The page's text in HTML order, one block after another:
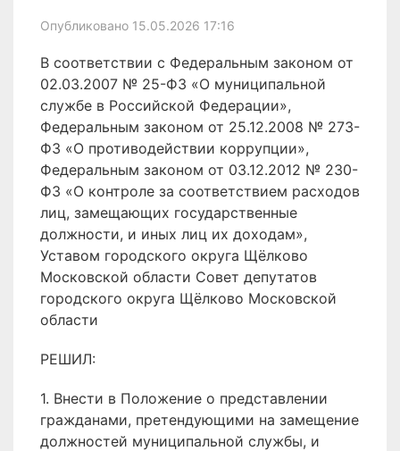
Опубликовано 15.05.2026 17:16
В соответствии с Федеральным законом от
02.03.2007 № 25-ФЗ «О муниципальной
службе в Российской Федерации»,
Федеральным законом от 25.12.2008 № 273-
ФЗ «О противодействии коррупции»,
Федеральным законом от 03.12.2012 № 230-
ФЗ «О контроле за соответствием расходов
лиц, замещающих государственные
должности, и иных лиц их доходам»,
Уставом городского округа Щёлково
Московской области Совет депутатов
городского округа Щёлково Московской
области
РЕШИЛ:
1. Внести в Положение о представлении
гражданами, претендующими на замещение
должностей муниципальной службы, и